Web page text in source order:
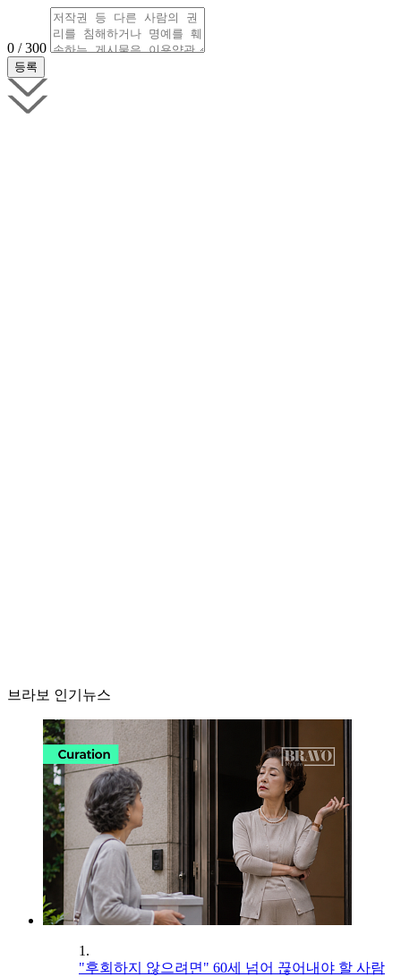
0 / 300
브라보 인기뉴스
1.
"후회하지 않으려면" 60세 넘어 끊어내야 할 사람